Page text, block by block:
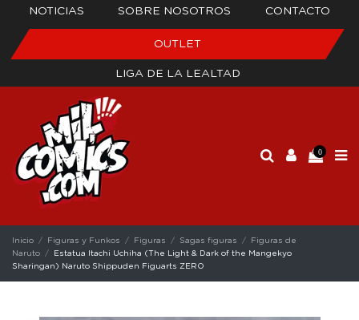
NOTICIAS SOBRE NOSOTROS CONTACTO
OUTLET
LIGA DE LA LEALTAD
0
Inicio Figuras y Funkos Figuras Sagas figuras
Figuras de
Naruto
Estatua Itachi Uchiha (The Light & Dark of the Mangekyo
Sharingan) Naruto Shippuden Figuarts ZERO